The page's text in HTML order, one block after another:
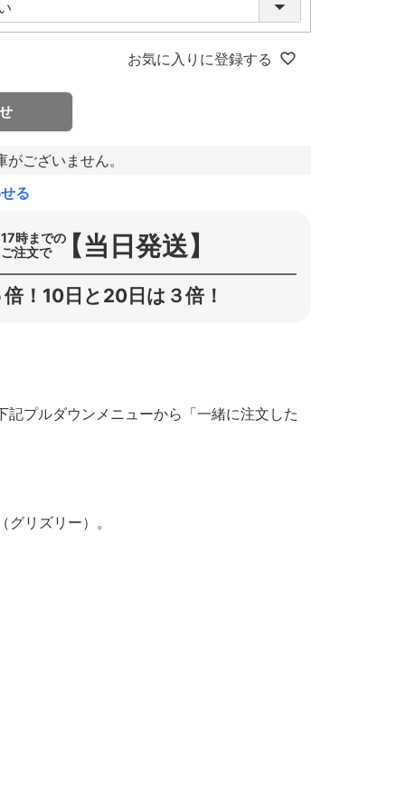
お気に入りに登録する
ございません。
る
17時までの
ご注文で 【当日発送】
！10日と20日は３倍！
プルダウンメニューから「一緒に注文した
リズリー）。